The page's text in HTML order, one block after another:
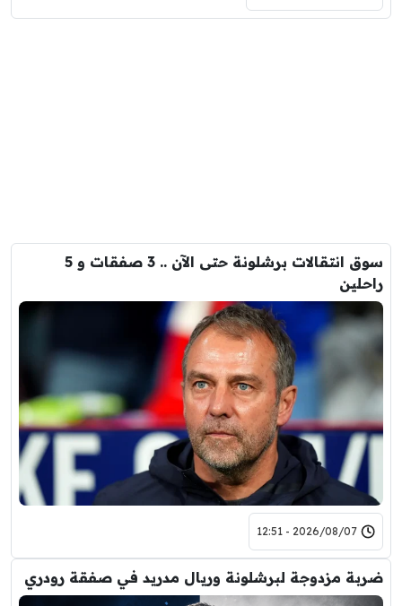
سوق انتقالات برشلونة حتى الآن .. 3 صفقات و 5
راحلين
2026/08/07 - 12:51
ضربة مزدوجة لبرشلونة وريال مدريد في صفقة رودري